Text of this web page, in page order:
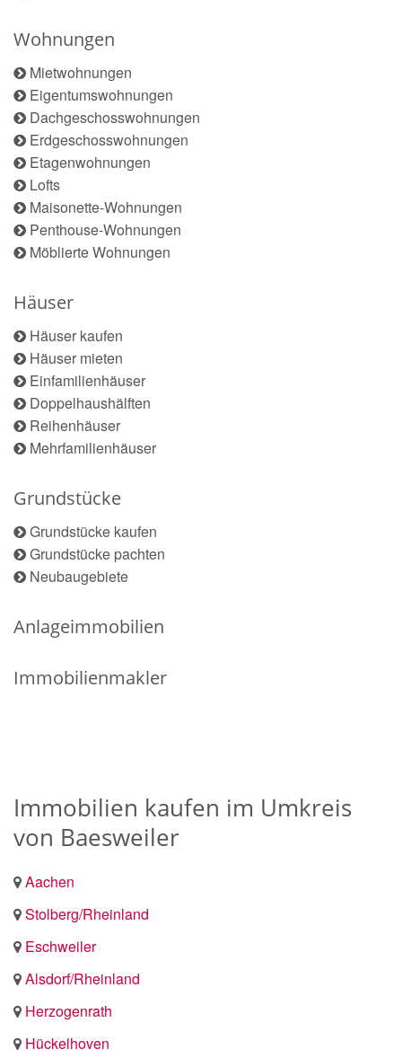
Wohnungen
Mietwohnungen
Eigentumswohnungen
Dachgeschosswohnungen
Erdgeschosswohnungen
Etagenwohnungen
Lofts
Maisonette-Wohnungen
Penthouse-Wohnungen
Möblierte Wohnungen
Häuser
Häuser kaufen
Häuser mieten
Einfamilienhäuser
Doppelhaushälften
Reihenhäuser
Mehrfamilienhäuser
Grundstücke
Grundstücke kaufen
Grundstücke pachten
Neubaugebiete
Anlageimmobilien
Immobilienmakler
Immobilien kaufen im Umkreis
von Baesweiler
Aachen
Stolberg/Rheinland
Eschweiler
Alsdorf/Rheinland
Herzogenrath
Hückelhoven